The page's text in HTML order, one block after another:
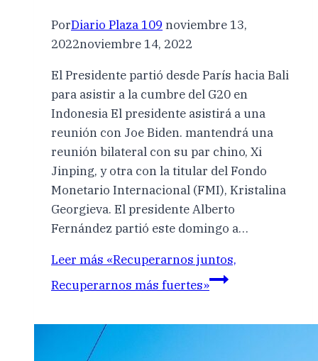
PorDiario Plaza 109 noviembre 13,
2022noviembre 14, 2022
El Presidente partió desde París hacia Bali
para asistir a la cumbre del G20 en
Indonesia El presidente asistirá a una
reunión con Joe Biden. mantendrá una
reunión bilateral con su par chino, Xi
Jinping, y otra con la titular del Fondo
Monetario Internacional (FMI), Kristalina
Georgieva. El presidente Alberto
Fernández partió este domingo a…
Leer más «Recuperarnos juntos,
Recuperarnos más fuertes»